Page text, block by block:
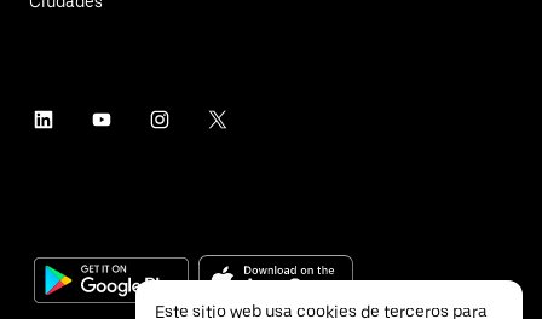
Este sitio web usa cookies de terceros para